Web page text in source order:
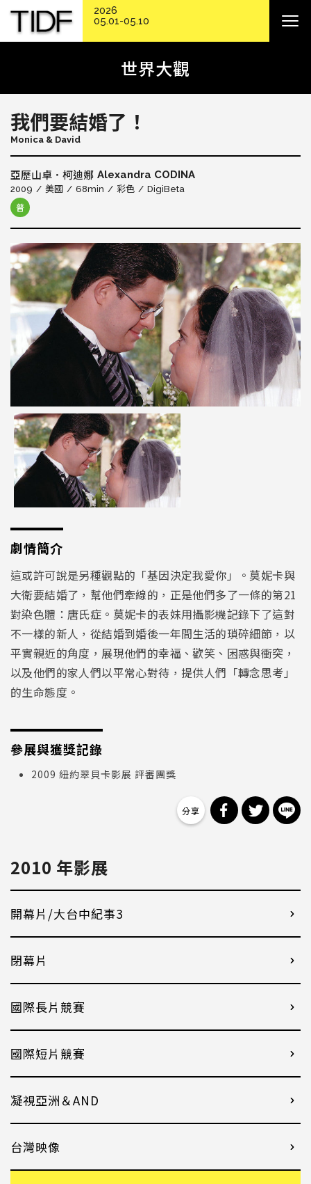
世界大觀
我們要結婚了！
Monica & David
亞歷山卓．柯迪娜 Alexandra CODINA
2009 美國 68min 彩色 DigiBeta
普
劇情簡介
這或許可說是另種觀點的「基因決定我愛你」。莫妮卡與
大衛要結婚了，幫他們牽線的，正是他們多了一條的第21
對染色體：唐氏症。莫妮卡的表妹用攝影機記錄下了這對
不一樣的新人，從結婚到婚後一年間生活的瑣碎細節，以
平實親近的角度，展現他們的幸福、歡笑、困惑與衝突，
以及他們的家人們以平常心對待，提供人們「轉念思考」
的生命態度。
參展與獲獎記錄
2009 紐約翠貝卡影展 評審團獎
分享到分享到
2010 年影展
開幕片/大台中紀事3
閉幕片
國際長片競賽
國際短片競賽
凝視亞洲＆AND
台灣映像
2026
05.01-05.10